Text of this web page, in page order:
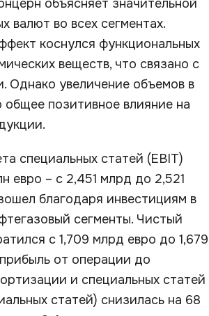
объясняет значительной
валют во всех сегментах.
коснулся функциональных
веществ, что связано с
Однако увеличение объемов в
общее позитивное влияние на
специальных статей (EBIT)
евро – с 2,451 млрд до 2,521
благодаря инвестициям в
сегменты. Чистый
с 1,709 млрд евро до 1,679
от операции до
и специальных статей
статей) снизилась на 68